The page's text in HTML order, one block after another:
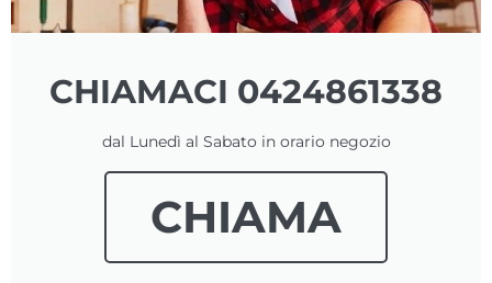
CHIAMACI 0424861338
dal Lunedì al Sabato in orario negozio
CHIAMA